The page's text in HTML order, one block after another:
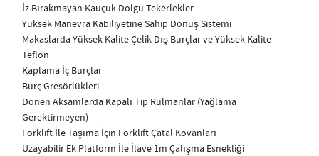
İz Bırakmayan Kauçuk Dolgu Tekerlekler
Yüksek Manevra Kabiliyetine Sahip Dönüş Sistemi
Makaslarda Yüksek Kalite Çelik Dış Burçlar ve Yüksek Kalite
Teﬂon
Kaplama İç Burçlar
Burç Gresörlükleri
Dönen Aksamlarda Kapalı Tip Rulmanlar (Yağlama
Gerektirmeyen)
Forklift İle Taşıma İçin Forklift Çatal Kovanları
Uzayabilir Ek Platform İle İlave 1m Çalışma Esnekliği